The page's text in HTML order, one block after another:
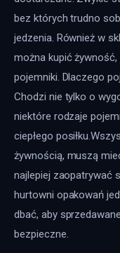
bez których trudno
jedzenia. Również w
można kupić
pojemniki. Dlaczego
Chodzi nie tylko o
niektóre rodzaje
ciepłego
żywnością, muszą
najlepiej zaopatrywać
hurtowni opakowań
dbać, aby
bezpieczne.